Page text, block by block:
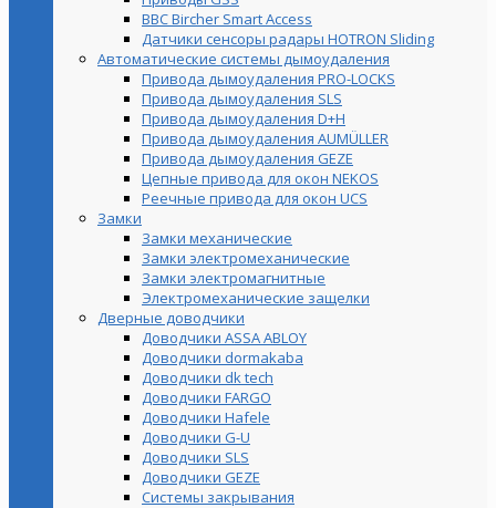
BBC Bircher Smart Access
Датчики сенсоры радары HOTRON Sliding
Автоматические системы дымоудаления
Привода дымоудаления PRO-LOCKS
Привода дымоудаления SLS
Привода дымоудаления D+H
Привода дымоудаления AUMÜLLER
Привода дымоудаления GEZE
Цепные привода для окон NEKOS
Реечные привода для окон UСS
Замки
Замки механические
Замки электромеханические
Замки электромагнитные
Электромеханические защелки
Дверные доводчики
Доводчики ASSA ABLOY
Доводчики dormakaba
Доводчики dk tech
Доводчики FARGO
Доводчики Hafele
Доводчики G-U
Доводчики SLS
Доводчики GEZE
Cистемы закрывания